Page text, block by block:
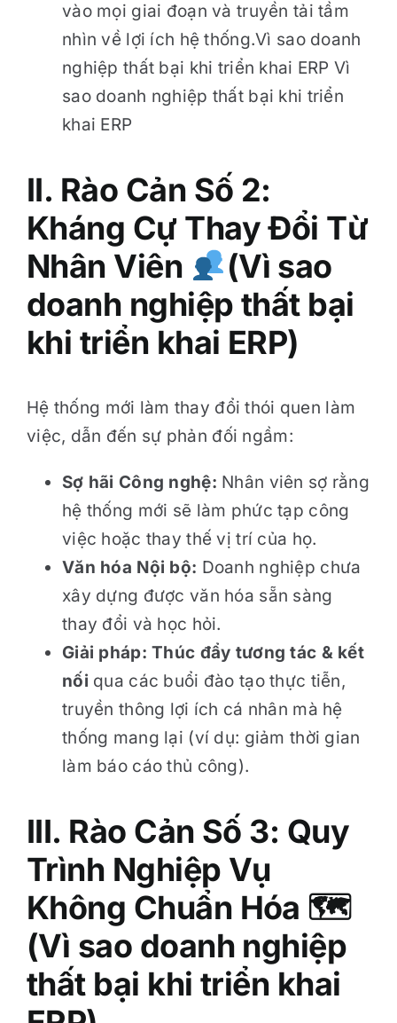
vào mọi giai đoạn và truyền tải tầm
nhìn về lợi ích hệ thống.Vì sao doanh
nghiệp thất bại khi triển khai ERP Vì
sao doanh nghiệp thất bại khi triển
khai ERP
II. Rào Cản Số 2:
Kháng Cự Thay Đổi Từ
Nhân Viên
(Vì sao
doanh nghiệp thất bại
khi triển khai ERP)
Hệ thống mới làm thay đổi thói quen làm
việc, dẫn đến sự phản đối ngầm:
Sợ hãi Công nghệ: Nhân viên sợ rằng
hệ thống mới sẽ làm phức tạp công
việc hoặc thay thế vị trí của họ.
Văn hóa Nội bộ: Doanh nghiệp chưa
xây dựng được văn hóa sẵn sàng
thay đổi và học hỏi.
Giải pháp: Thúc đẩy tương tác & kết
nối qua các buổi đào tạo thực tiễn,
truyền thông lợi ích cá nhân mà hệ
thống mang lại (ví dụ: giảm thời gian
làm báo cáo thủ công).
III. Rào Cản Số 3: Quy
Trình Nghiệp Vụ
Không Chuẩn Hóa 🗺️
(Vì sao doanh nghiệp
thất bại khi triển khai